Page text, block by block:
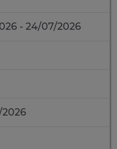
- 24/07/2026